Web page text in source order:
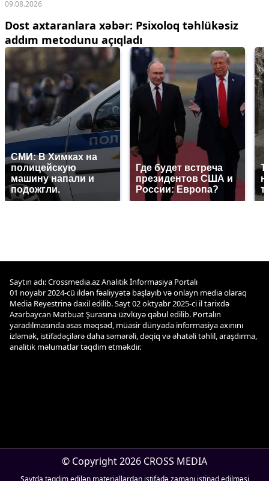
09.08.2026
Dost axtaranlara xəbər: Psixoloq təhlükəsiz
addım metodunu açıqladı
СМИ: В Химках на
полицейскую
машину напали и
подожгли.
Где будет встреча
президентов США и
России: Европа?
Saytın adı: Crossmedia.az Analitik İnformasiya Portalı
01 noyabr 2024-cü ildən fəaliyyətə başlayıb və onlayn media olaraq
Media Reyestrinə daxil edilib. Sayt 02 oktyabr 2025-ci il tarixdə
Azərbaycan Mətbuat Şurasına üzvlüyə qəbul edilib. Portalın
yaradılmasında əsas məqsəd, müasir dünyada informasiya axınını
izləmək, istifadəçilərə daha səmərəli, dəqiq və əhatəli təhlil, araşdırma,
analitik məlumatlar təqdim etməkdir.
© Copyright 2026 CROSS MEDIA
Saytda təqdim edilən materiallardan istifadə zamanı istinad edilməsi